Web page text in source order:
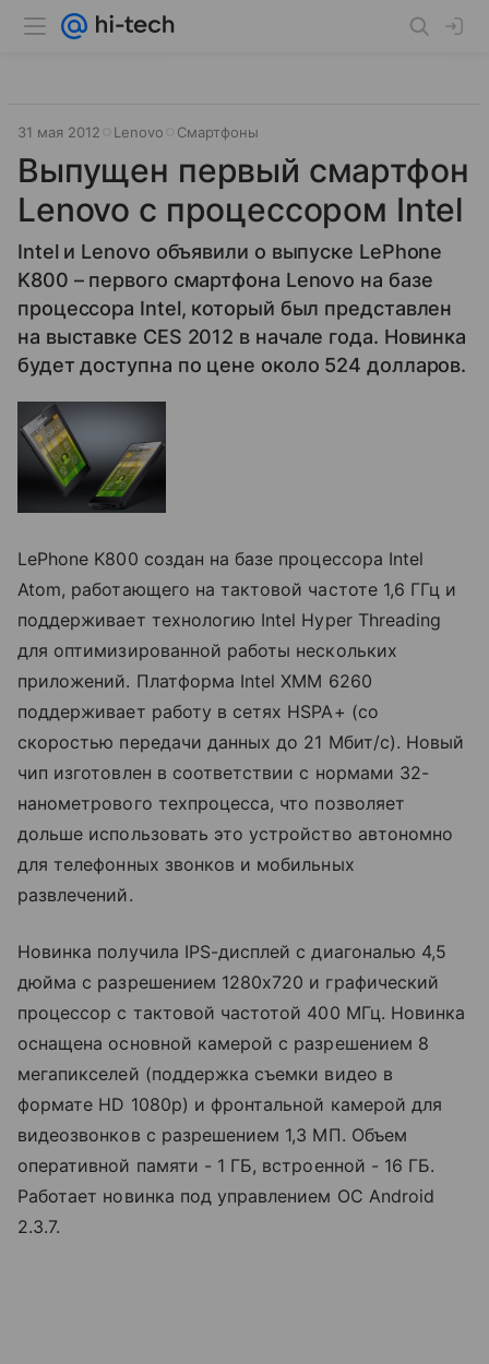
31 мая 2012 Lenovo Смартфоны
Выпущен первый смартфон
Lenovo с процессором Intel
Intel и Lenovo объявили о выпуске LePhone
K800 – первого смартфона Lenovo на базе
процессора Intel, который был представлен
на выставке CES 2012 в начале года. Новинка
будет доступна по цене около 524 долларов.
LePhone K800 создан на базе процессора Intel
Atom, работающего на тактовой частоте 1,6 ГГц и
поддерживает технологию Intel Hyper Threading
для оптимизированной работы нескольких
приложений. Платформа Intel XMM 6260
поддерживает работу в сетях HSPA+ (со
скоростью передачи данных до 21 Мбит/с). Новый
чип изготовлен в соответствии с нормами 32-
нанометрового техпроцесса, что позволяет
дольше использовать это устройство автономно
для телефонных звонков и мобильных
развлечений.
Новинка получила IPS-дисплей с диагональю 4,5
дюйма с разрешением 1280х720 и графический
процессор с тактовой частотой 400 МГц. Новинка
оснащена основной камерой с разрешением 8
мегапикселей (поддержка съемки видео в
формате HD 1080p) и фронтальной камерой для
видеозвонков с разрешением 1,3 МП. Объем
оперативной памяти - 1 ГБ, встроенной - 16 ГБ.
Работает новинка под управлением ОС Android
2.3.7.